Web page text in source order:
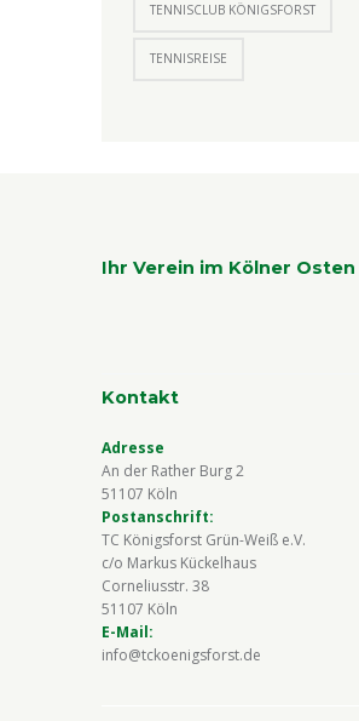
TENNISCLUB KÖNIGSFORST
TENNISREISE
Ihr Verein im Kölner Osten
Kontakt
Adresse
An der Rather Burg 2
51107 Köln
Postanschrift:
TC Königsforst Grün-Weiß e.V.
c/o Markus Kückelhaus
Corneliusstr. 38
51107 Köln
E-Mail:
info@tckoenigsforst.de